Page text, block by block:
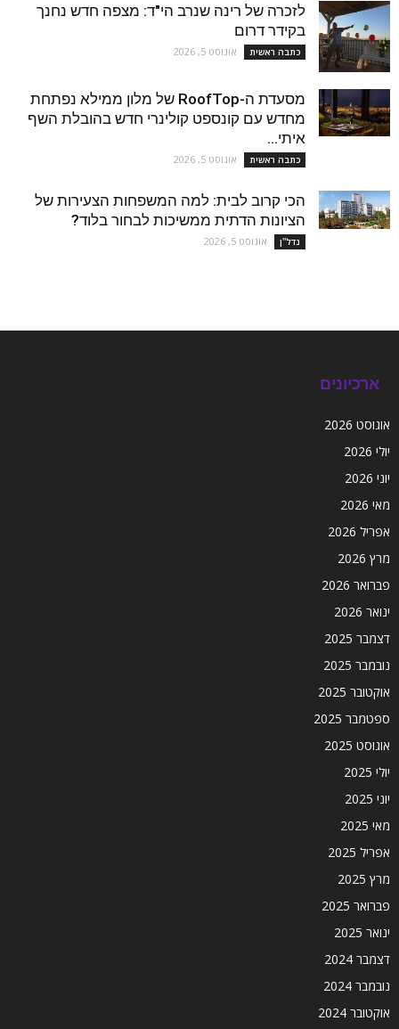
לזכרה של רינה שנרב הי"ד: מצפה חדש נחנך
בקידר דרום
כתבה ראשית אוגוסט 5, 2026
מסעדת ה-RoofTop של מלון ממילא נפתחת
מחדש עם קונספט קולינרי חדש בהובלת השף
איתי...
כתבה ראשית אוגוסט 5, 2026
הכי קרוב לבית: למה המשפחות הצעירות של
הציונות הדתית ממשיכות לבחור בלוד?
נדל''ן אוגוסט 5, 2026
ארכיונים
אוגוסט 2026
יולי 2026
יוני 2026
מאי 2026
אפריל 2026
מרץ 2026
פברואר 2026
ינואר 2026
דצמבר 2025
נובמבר 2025
אוקטובר 2025
ספטמבר 2025
אוגוסט 2025
יולי 2025
יוני 2025
מאי 2025
אפריל 2025
מרץ 2025
פברואר 2025
ינואר 2025
דצמבר 2024
נובמבר 2024
אוקטובר 2024